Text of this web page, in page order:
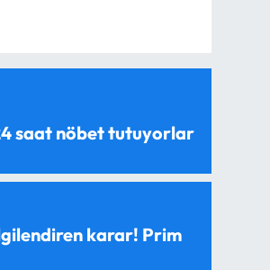
saat nöbet tutuyorlar
karar! Prim